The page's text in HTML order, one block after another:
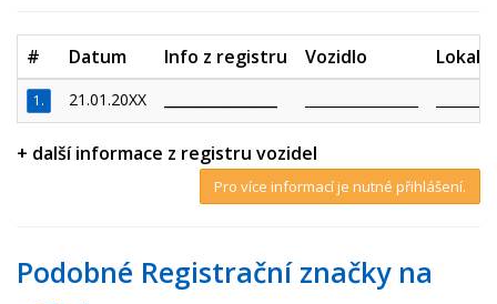
# Datum Info z registru Vozidlo
1. 21.01.20XX
+ další informace z registru vozidel
Pro více informací je nutné přihlášení.
Podobné Registrační značky na